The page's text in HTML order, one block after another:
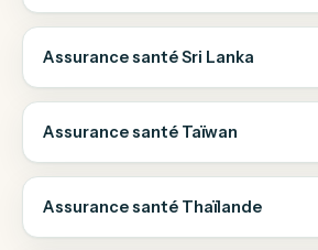
Assurance santé Sri Lanka
Assurance santé Taïwan
Assurance santé Thaïlande